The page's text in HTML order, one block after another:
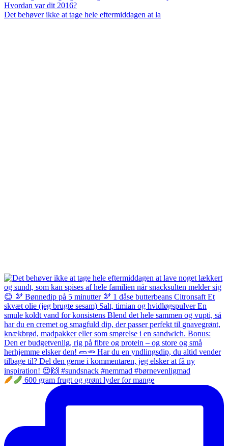
Det behøver ikke at tage hele eftermiddagen at la
600 gram frugt og grønt lyder for mange